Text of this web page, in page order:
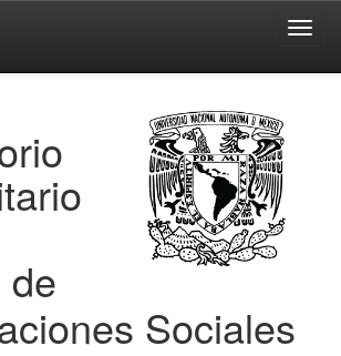
de
Sociales